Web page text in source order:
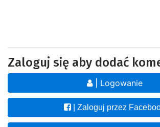
Zaloguj się aby dodać
| Logowanie
| Zaloguj przez